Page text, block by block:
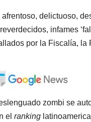
afrentoso, delictuoso,
infames
por la Fiscalía, la
zombi se
el ranking